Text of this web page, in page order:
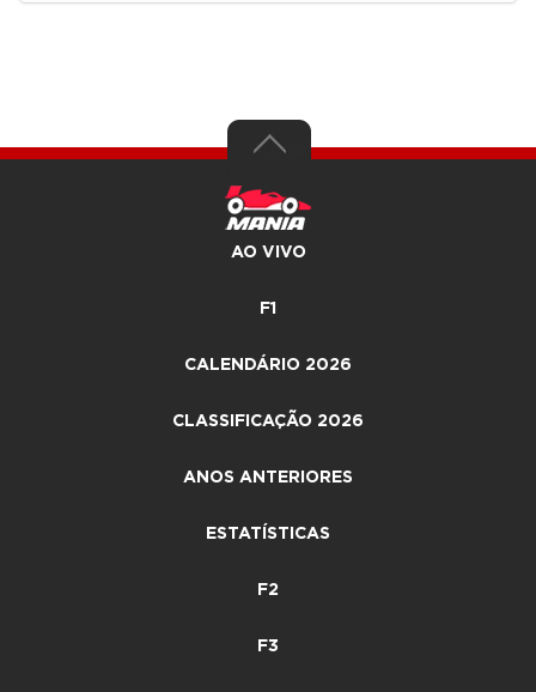
AO VIVO
F1
CALENDÁRIO 2026
CLASSIFICAÇÃO 2026
ANOS ANTERIORES
ESTATÍSTICAS
F2
F3